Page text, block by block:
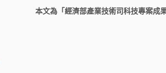
本文為「經濟部產業技術司科技專案成果